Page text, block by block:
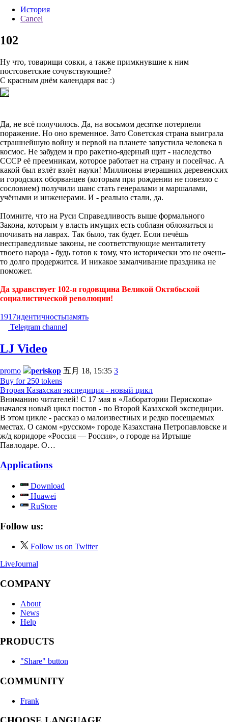
История
Cancel
102
Ну что, товарищи совки, а также примкнувшие к ним
постсоветские сочувствующие?
С красным днём календаря вас :)
Да, не всё получилось. Да, на восьмом десятке потерпели
поражение. Но оно временное. Зато Советская страна выиграла
страшнейшую войну и первой на планете запустила человека в
космос. Не забудем и про ракетно-ядерный щит - наследство
СССР её преемникам, которое работает на страну и посейчас. А
какой был взлёт взлёт науки! Миллионы вчерашних деревенских
и городских оборванцев (которым при рождении не повезло с
сословием) получили шанс стать генералами и маршалами,
учёными и инженерами. И - реально стали, да.
Помните, что на Руси Справедливость выше формального
Закона, которым у власть имущих есть соблазн обложиться и
почивать на лаврах. Так было, так будет. Если печёшь
несправедливые законы, не соответствующие менталитету
твоего народа - будь готов к тому, что исторически это не очень-
то долго продержится. И никакое замалчивание праздника не
поможет.
Да здравствует 102-я годовщина Великой Октябьской
социалистической революции!
1917идентичностьпамять
Telegram channel
LJ Video
promo periskop 五月 18, 15:35 3
Buy for 250 tokens
Вторая Казахская экспедиция - новый цикл
Вниманию читателей! С 17 мая в «Лаборатории Перископа»
начался новый цикл постов - по Второй Казахской экспедиции.
В этом цикле - рассказ о малоизвестных и редко посещаемых
местах. О самом «русском» городе Казахстана Петропавловске и
ж/д коридоре «Россия — Россия», о городе на Иртыше
Павлодаре. О…
Applications
Download
Huawei
RuStore
Follow us:
Follow us on Twitter
LiveJournal
COMPANY
About
News
Help
PRODUCTS
"Share" button
COMMUNITY
Frank